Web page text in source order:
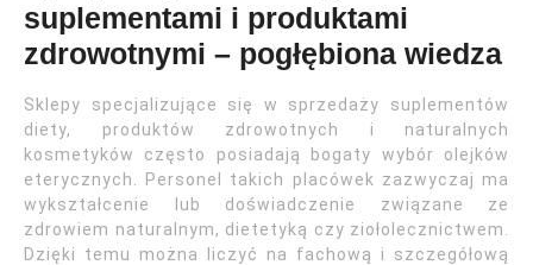
suplementami i produktami
zdrowotnymi – pogłębiona wiedza
Sklepy specjalizujące się w sprzedaży suplementów
diety, produktów zdrowotnych i naturalnych
kosmetyków często posiadają bogaty wybór olejków
eterycznych. Personel takich placówek zazwyczaj ma
wykształcenie lub doświadczenie związane ze
zdrowiem naturalnym, dietetyką czy ziołolecznictwem.
Dzięki temu można liczyć na fachową i szczegółową